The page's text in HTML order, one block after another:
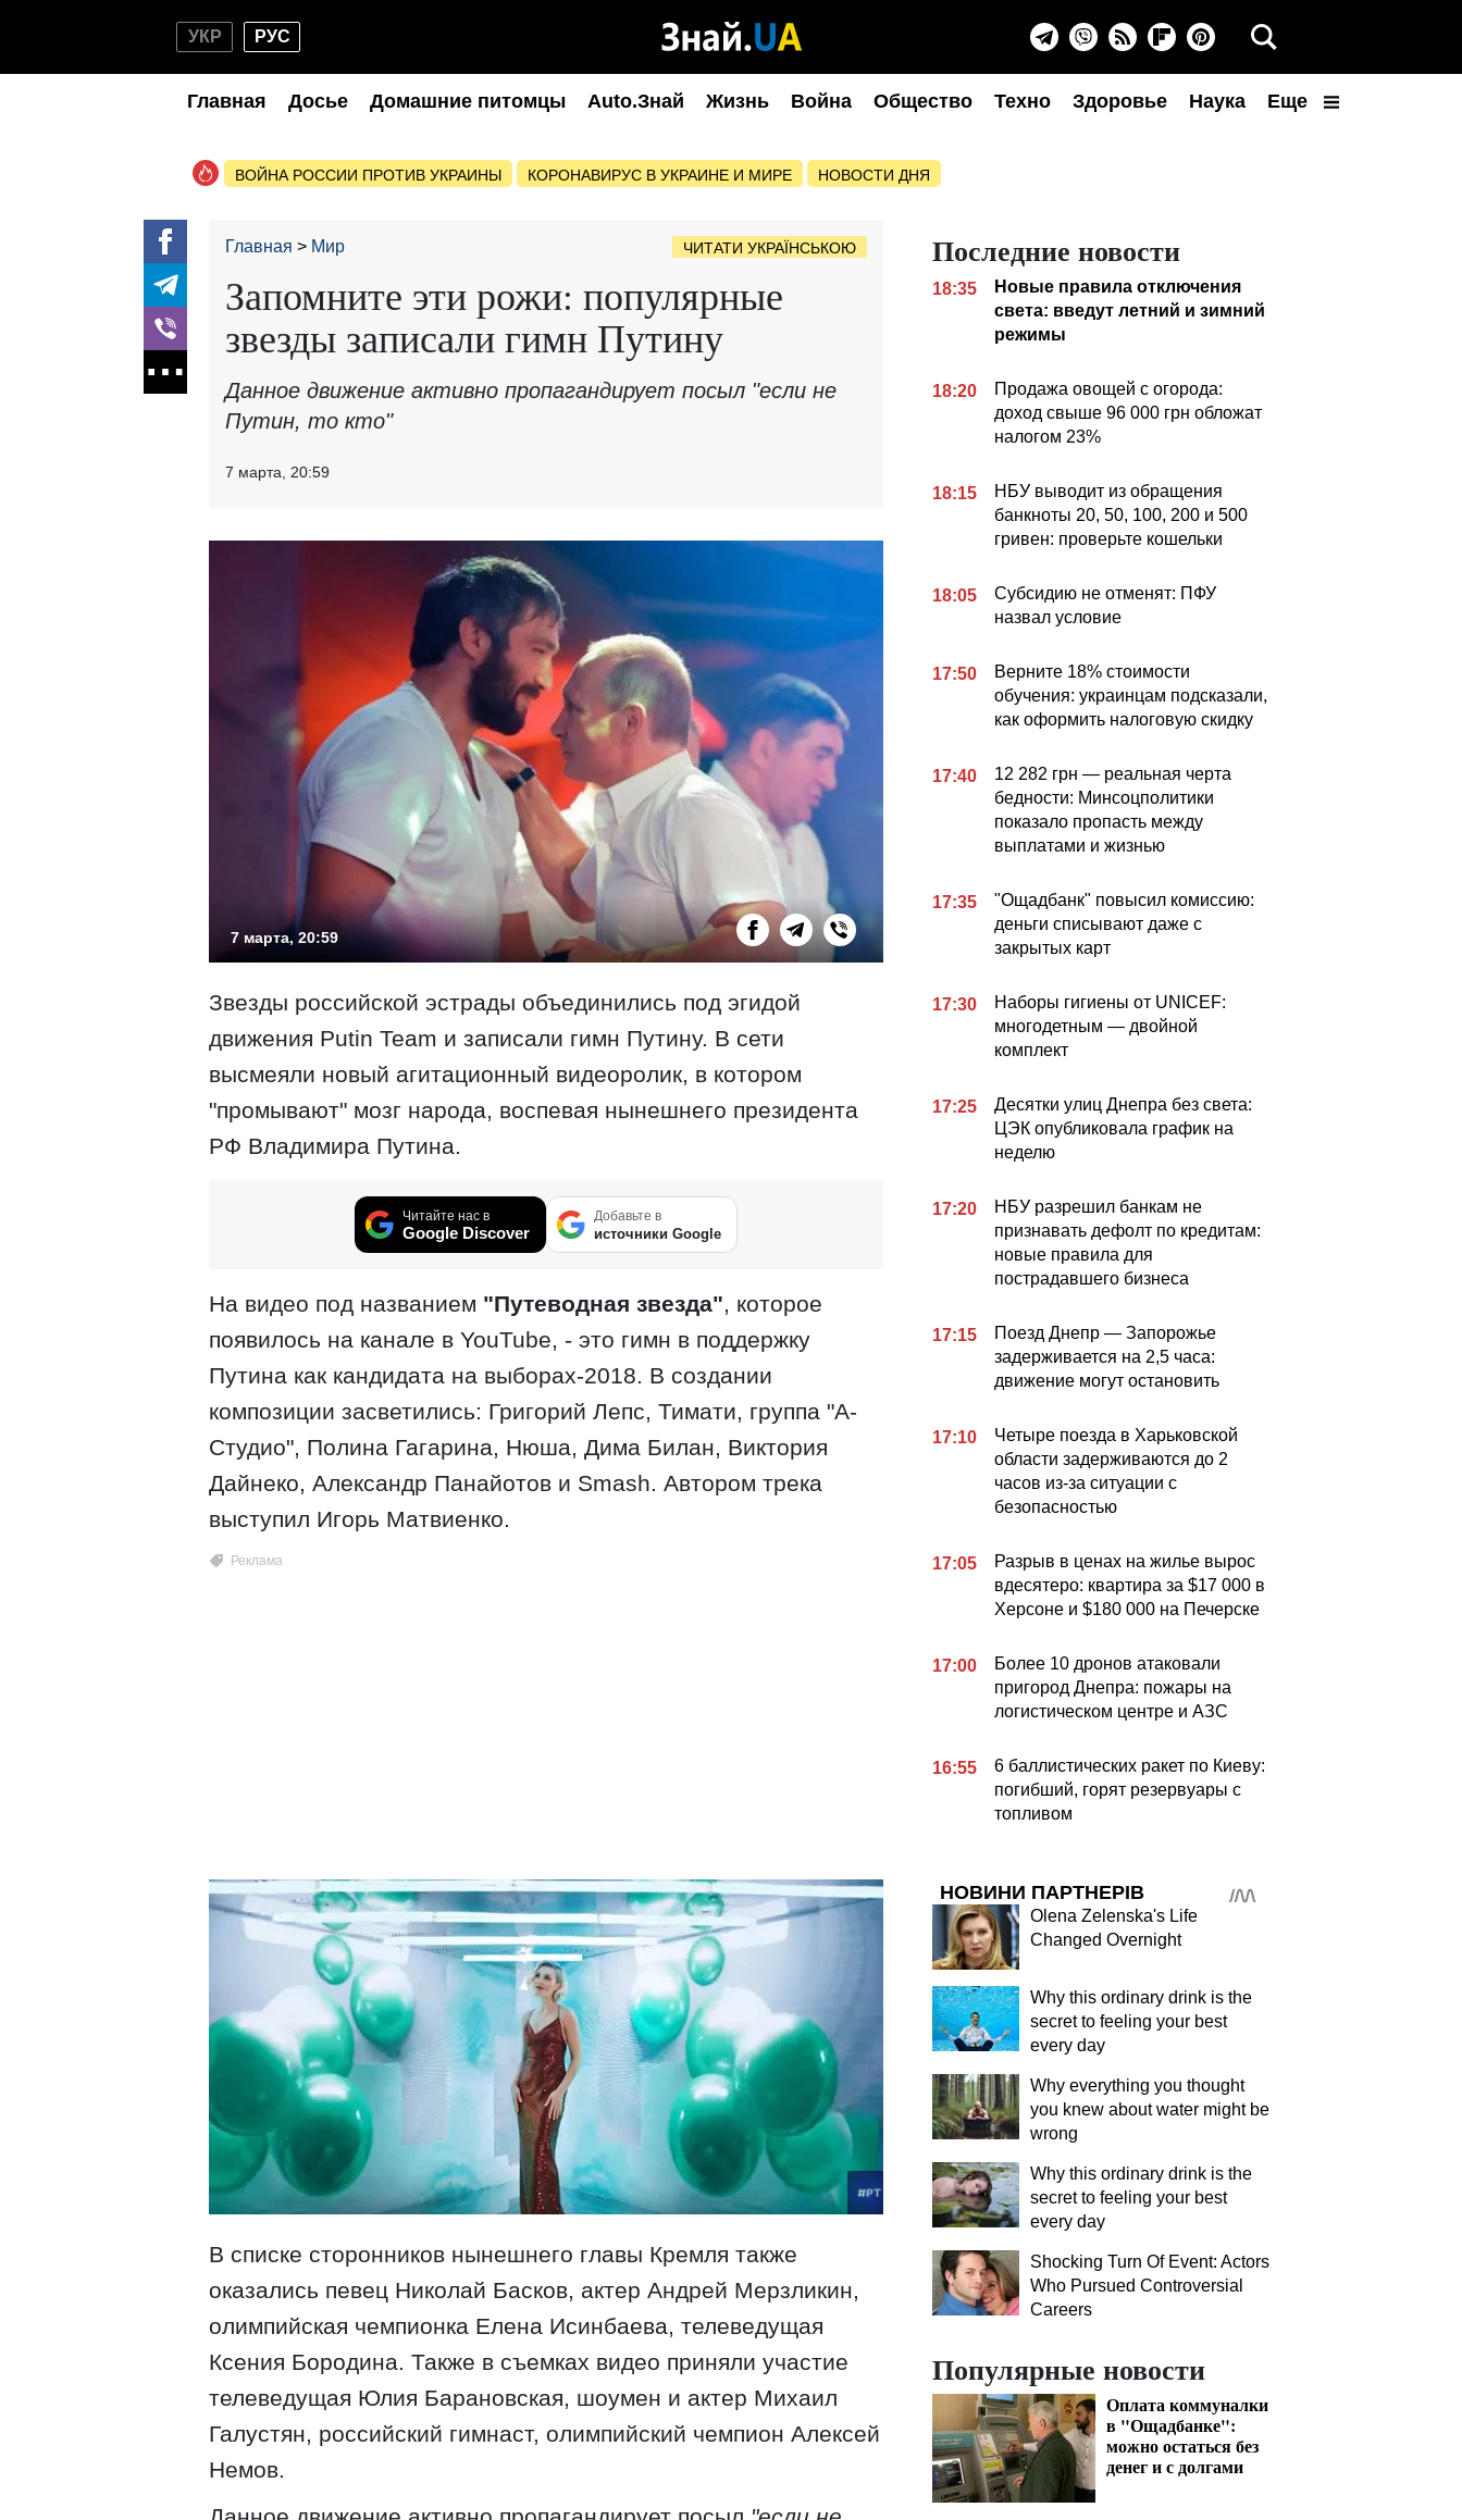
УКР РУС
Главная Досье Домашние питомцы Auto.Знай Жизнь Война Общество Техно Здоровье Наука Еще
ВОЙНА РОССИИ ПРОТИВ УКРАИНЫ КОРОНАВИРУС В УКРАИНЕ И МИРЕ НОВОСТИ ДНЯ
Главная Мир ЧИТАТИ УКРАЇНСЬКОЮ
Запомните эти рожи: популярные
звезды записали гимн Путину
Данное движение активно пропагандирует посыл "если не
Путин, то кто"
7 марта, 20:59
7 марта, 20:59
Звезды российской эстрады объединились под эгидой
движения Putin Team и записали гимн Путину. В сети
высмеяли новый агитационный видеоролик, в котором
"промывают" мозг народа, воспевая нынешнего президента
РФ Владимира Путина.
Читайте нас в
Google Discover
Добавьте в
источники Google
На видео под названием "Путеводная звезда", которое
появилось на канале в YouTube, - это гимн в поддержку
Путина как кандидата на выборах-2018. В создании
композиции засветились: Григорий Лепс, Тимати, группа "А-
Студио", Полина Гагарина, Нюша, Дима Билан, Виктория
Дайнеко, Александр Панайотов и Smash. Автором трека
выступил Игорь Матвиенко.
В списке сторонников нынешнего главы Кремля также
оказались певец Николай Басков, актер Андрей Мерзликин,
олимпийская чемпионка Елена Исинбаева, телеведущая
Ксения Бородина. Также в съемках видео приняли участие
телеведущая Юлия Барановская, шоумен и актер Михаил
Галустян, российский гимнаст, олимпийский чемпион Алексей
Немов.
Последние новости
18:35
Новые правила отключения
света: введут летний и зимний
режимы
18:20
Продажа овощей с огорода:
доход свыше 96 000 грн обложат
налогом 23%
18:15
НБУ выводит из обращения
банкноты 20, 50, 100, 200 и 500
гривен: проверьте кошельки
18:05
Субсидию не отменят: ПФУ
назвал условие
17:50
Верните 18% стоимости
обучения: украинцам подсказали,
как оформить налоговую скидку
17:40
12 282 грн — реальная черта
бедности: Минсоцполитики
показало пропасть между
выплатами и жизнью
17:35
"Ощадбанк" повысил комиссию:
деньги списывают даже с
закрытых карт
17:30
Наборы гигиены от UNICEF:
многодетным — двойной
комплект
17:25
Десятки улиц Днепра без света:
ЦЭК опубликовала график на
неделю
17:20
НБУ разрешил банкам не
признавать дефолт по кредитам:
новые правила для
пострадавшего бизнеса
17:15
Поезд Днепр — Запорожье
задерживается на 2,5 часа:
движение могут остановить
17:10
Четыре поезда в Харьковской
области задерживаются до 2
часов из-за ситуации с
безопасностью
17:05
Разрыв в ценах на жилье вырос
вдесятеро: квартира за $17 000 в
Херсоне и $180 000 на Печерске
17:00
Более 10 дронов атаковали
пригород Днепра: пожары на
логистическом центре и АЗС
16:55
6 баллистических ракет по Киеву:
погибший, горят резервуары с
топливом
НОВИНИ ПАРТНЕРІВ
Olena Zelenska's Life
Changed Overnight
Why this ordinary drink is the
secret to feeling your best
every day
Why everything you thought
you knew about water might be
wrong
Why this ordinary drink is the
secret to feeling your best
every day
Shocking Turn Of Event: Actors
Who Pursued Controversial
Careers
Популярные новости
Оплата коммуналки
в "Ощадбанке":
можно остаться без
денег и с долгами